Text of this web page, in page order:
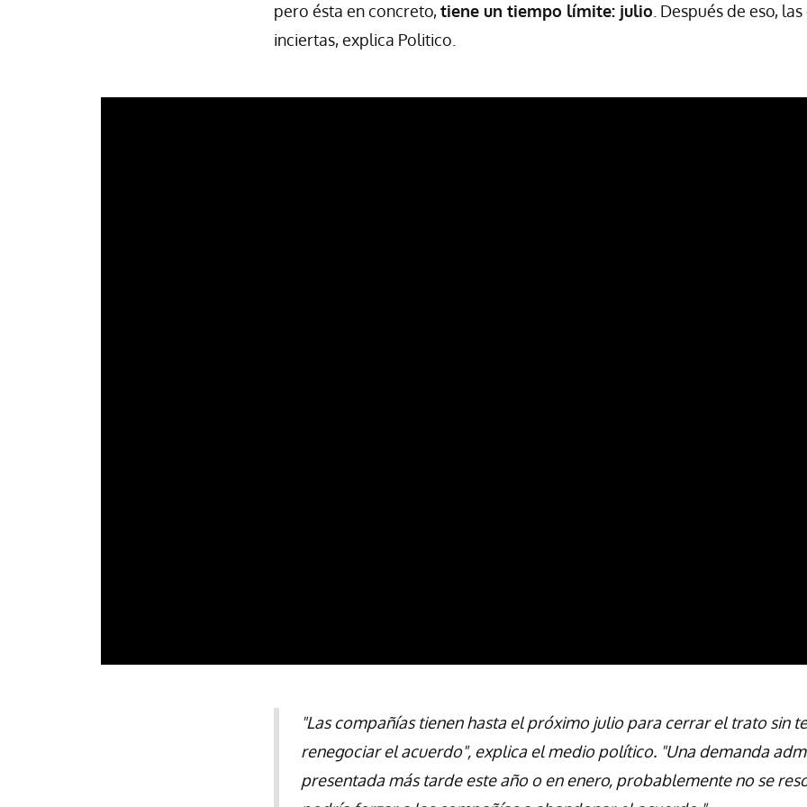
pero ésta en concreto,tiene un tiempo límite: julio . Después de eso,
inciertas, explica Politico.
"Las compañías tienen hasta el próximo julio para cerrar el trato sin
renegociar el acuerdo", explica el medio político. "Una demanda
presentada más tarde este año o en enero, probablemente no se